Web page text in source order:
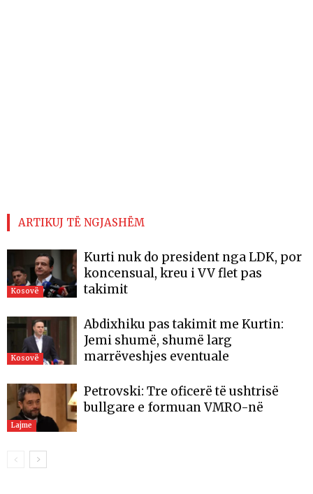
ARTIKUJ TË NGJASHËM
Kosovë
Kurti nuk do president nga LDK, por
koncensual, kreu i VV flet pas
takimit
Kosovë
Abdixhiku pas takimit me Kurtin:
Jemi shumë, shumë larg
marrëveshjes eventuale
Lajme
Petrovski: Tre oficerë të ushtrisë
bullgare e formuan VMRO-në